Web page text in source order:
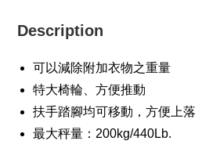
Description
可以減除附加衣物之重量
特大椅輪、方便推動
扶手踏腳均可移動，方便上落
最大秤量：200kg/440Lb.